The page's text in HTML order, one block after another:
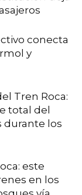
conecta
y
Tren Roca:
total del
durante los
este
en los